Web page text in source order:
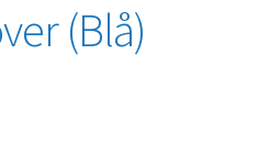
(Blå)